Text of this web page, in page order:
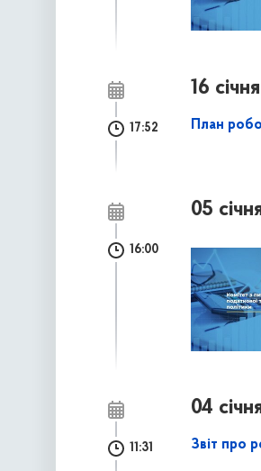
16
17:52 План
05
16:00
04
11:31 Звіт про